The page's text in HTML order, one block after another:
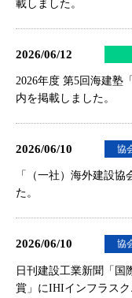
載しました。
2026/06/12
2026年度 第5回海建塾
内を掲載しました。
2026/06/10 協
「（一社）海外建設
た。
2026/06/10 協
日刊建設工業新聞「国
賞」にIHIインフラス